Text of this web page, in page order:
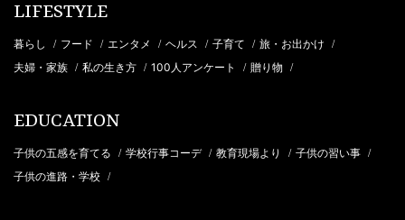
LIFESTYLE
暮らし / フード / エンタメ / ヘルス / 子育て / 旅・お出かけ /
夫婦・家族 / 私の生き方 / 100人アンケート / 贈り物 /
EDUCATION
子供の五感を育てる / 学校行事コーデ / 教育現場より / 子供の習い事 /
子供の進路・学校 /